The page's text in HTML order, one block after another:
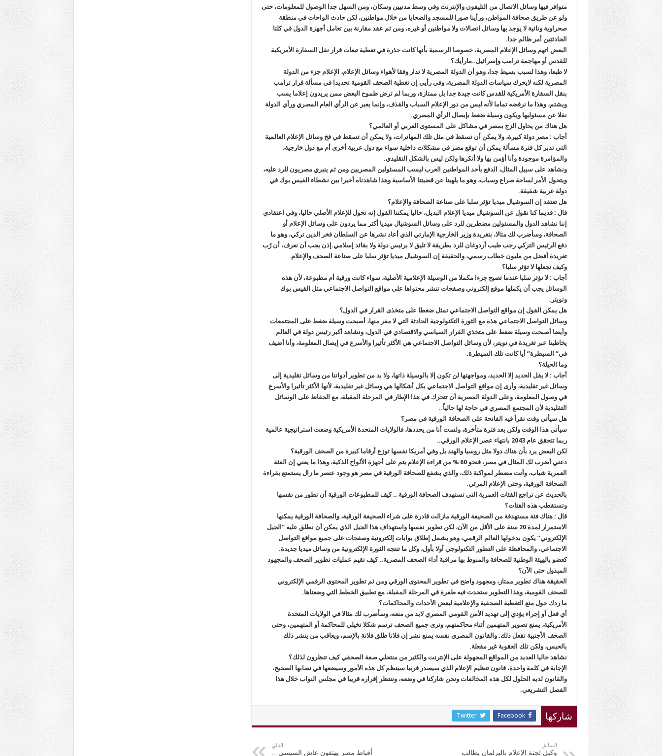
متوافر فيها وسائل الاتصال من التليفون والإنترنت وفي وسط مدنيين وسكان، ومن السهل جدا الوصول للمعلومات، حتى
ولو عن طريق صحافة المواطن، ورأينا صورا للمسجد والضحايا من خلال مواطنين، لكن حادث الواحات في منطقة
صحراوية ونائية لا يوجد بها وسائل اتصالات ولا مواطنين أو غيره، ومن ثم عقد مقارنة بين تعامل أجهزة الدول في كلتا
الحادثتين أمر ظالم جدا.
البعض اتهم وسائل الإعلام المصرية، خصوصا الرسمية بأنها كانت حذرة في تغطية تبعات قرار نقل السفارة الأمريكية
للقدس أو مهاجمة ترامب وإسرائيل..مارأيك؟
لا طبعا، وهذا لسبب بسيط جدا، وهو أن الدولة المصرية لا تدار وفقا لأهواء وسائل الإعلام، الإعلام جزء من الدولة
المصرية لكنه لايحرك سياسات الدولة المصرية، وفي رأيي إن تغطية الصحف القومية تحديدا في مسألة قرار ترامب
بنقل السفارة الأمريكية للقدس كانت جيدة جدا بل ممتازة، وربما لم ترض طموح البعض ممن يريدون إعلاما يسب
ويشتم، وهذا ما نرفضه تماما لأنه ليس من دور الإعلام السباب والقذف، وإنما يعبر عن الرأي العام المصري ورأي الدولة
نقلا عن مسئوليها ويكون وسيلة ضغط بإيصال الرأي المصري.
هل هناك من يحاول الزج بمصر في مشاكل على المستوى العربي أو العالمي؟
أجاب : مصر دولة كبيرة، ولا يمكن أن تسقط في مثل تلك المهاترات، ولا يمكن أن تسقط في فخ وسائل الإعلام العالمية
التي تدبر كل فترة مسألة يمكن أن توقع مصر في مشكلات داخلية سواء مع دول عربية أخرى أم مع دول خارجية،
والمؤامرة موجودة وأنا أؤمن بها ولا أنكرها ولكن ليس بالشكل التقليدي.
ونشاهد على سبيل المثال، الدفع بأحد المواطنين العرب ليسب المسئولين المصريين ومن ثم ينبري مصريون للرد عليه،
ويتحول الأمر لساحة صراع وسباب، وهو ما يلهينا عن قضيتنا الأساسية وهذا شاهدناه أخيرا بين نشطاء الفيس بوك في
دولة عربية شقيقة.
هل تعتقد إن السوشيال ميديا تؤثر سلبا على صناعة الصحافة والإعلام؟
قال : قديما كنا نقول عن السوشيال ميديا الإعلام البديل، حاليا يمكننا القول إنه تحول للإعلام الأصلي حاليا، وفي اعتقادي
إننا نشاهد الدول والمسئولين مضطرين للرد على وسائل السوشيال ميديا أكثر مما يردون على وسائل الإعلام أو
الصحافة، وسأضرب لك مثالا، بتغريدة وزير الخارجية الإمارتي الذي أعاد نشرها عن السلطان فخر الدين تركي، وهو ما
دفع الرئيس التركي رجب طيب أردوغان للرد بطريقة لا تليق لا برئيس دولة ولا بقائد إسلامي.إذن يجب أن نعرف، أن رُب
تغريدة أفضل من مليون خطاب رسمي، والحقيقة إن السوشيال ميديا تؤثر سلبا على صناعة الصحف والإعلام.
وكيف نجعلها لا تؤثر سلبا؟
أجاب : لا تؤثر سلبا عندما تصبح جزءا مكملا من الوسيلة الإعلامية الأصلية، سواء كانت ورقية أم مطبوعة، لأن هذه
الوسائل يجب أن يكملها موقع إلكتروني وصفحات تنشر محتواها على مواقع التواصل الاجتماعي مثل الفيس بوك
وتويتر.
هل يمكن القول إن مواقع التواصل الاجتماعي تمثل ضغطا على متخذى القرار في الدول؟
وسائل التواصل الاجتماعي هذه مع الثورة التكنولوجية الحادثة التي لا مفر منها، أصبحت وسيلة ضغط على المجتمعات
وأيضا أصبحت وسيلة ضغط على متخذي القرار السياسي والاقتصادي في الدول، ونشاهد أكبر رئيس دولة في العالم
يخاطبنا عبر تغريدة في تويتر، لأن وسائل التواصل الاجتماعي هي الأكثر تأثيرا والأسرع في إيصال المعلومة، وأنا أضيف
في” السيطرة” أيا كانت تلك السيطرة.
وما الحيلة؟
أجاب : لا يفل الحديد إلا الحديد، ومواجهتها لن تكون إلا بالوسيلة ذاتها، ولا بد من تطوير أدواتنا من وسائل تقليدية إلى
وسائل غير تقليدية، وأرى إن مواقع التواصل الاجتماعي بكل أشكالها هي وسائل غير تقليدية، لأنها الأكثر تأثيرا والأسرع
في وصول المعلومة، وعلى الدولة المصرية أن تتحرك في هذا الإطار في المرحلة المقبلة، مع الحفاظ على الوسائل
التقليدية لأن المجتمع المصري في حاجة لها حالياً..
هل سيأتي وقت نقرأ فيه الفاتحة على الصحافة الورقية في مصر؟
سيأتي هذا الوقت ولكن بعد فترة متأخرة، ولست أنا من يحددها، فالولايات المتحدة الأمريكية وضعت استراتيجية عالمية
ربما تتحقق عام 2043 بانتهاء عصر الإعلام الورقي..
لكن البعض يرد بأن هناك دولا مثل روسيا والهند بل وفي أمريكا نفسها توزع أرقاما كبيرة من الصحف الورقية؟
دعني أضرب لك المثال في مصر، فنحو 60 % من قراءة الإعلام يتم على أجهزة الألواح الذكية، وهذا ما يعني إن الفئة
العمرية شباب، وأنت مضطر لمواكبة ذلك، والذي يشفع للصحافة الورقية في مصر هو وجود عنصر ما زال يستمتع بقراءة
الصحافة الورقية، وحتى الإعلام المرئي.
بالحديث عن تراجع الفئات العمرية التي تستهدف الصحافة الورقية .. كيف للمطبوعات الورقية أن تطور من نفسها
وتستقطب هذه الفئات؟
قال : هناك فئة مستهدفة من الصحيفة الورقية مازالت قادرة على شراء الصحيفة الورقية، والصحافة الورقية يمكنها
الاستمرار لمدة 20 سنة على الأقل من الآن، لكن تطوير نفسها واستهداف هذا الجيل الذي يمكن أن نطلق عليه “الجيل
الإلكتروني” يكون بدخولها العالم الرقمي، وهو يشمل إطلاق بوابات إلكترونية وصفحات على جميع مواقع التواصل
الاجتماعي، والمحافظة على التطور التكنولوجي أولا بأول، وكل ما تنتجه الثورة الإلكترونية من وسائل ميديا جديدة.
كعضو بالهيئة الوطنية للصحافة والمنوط بها مراقبة أداء الصحف المصرية.. كيف تقيم عمليات تطوير الصحف والمجهود
المبذول حتى الآن؟
الحقيقة هناك تطوير ممتاز، ومجهود واضح في تطوير المحتوى الورقي ومن ثم تطوير المحتوى الرقمي الإلكتروني
للصحف القومية، وهذا التطوير ستحدث فيه طفرة في المرحلة المقبلة، مع تطبيق الخطط التي وضعناها.
ما ردك حول منع التغطية الصحفية والإعلامية لبعض الأحداث والمحاكمات؟
أي فعل أو إجراء يؤدي إلى تهديد الأمن القومي المصري لابد من منعه، وسأضرب لك مثالا في الولايات المتحدة
الأمريكية، يمنع تصوير المتهمين أثناء محاكمتهم، وترى جميع الصحف ترسم شكلا تخيلي للمحاكمة أو المتهمين، وحتى
الصحف الأجنبية تفعل ذلك. والقانون المصري نفسه يمنع نشر إن فلانا طلق فلانة بالإسم، ويعاقب من ينشر ذلك
بالحبس، ولكن تلك العقوبة غير مفعلة.
نشاهد حاليا العديد من المواقع المجهولة على الإنترنت والكثير من منتحلي صفة الصحفي كيف تنظرون لذلك؟
الإجابة في كلمة واحدة، قانون تنظيم الإعلام الذي سيصدر قريبا سينظم كل هذه الأمور وسيضعها في نصابها الصحيح،
والقانون لديه الحلول لكل هذه المخالفات ونحن شاركنا في وضعه، وننتظر إقراره قريبا في مجلس النواب خلال هذا
الفصل التشريعي.
شاركها Facebook
Twitter
السابق
وكيل لجنة الإعلام بالبرلمان يطالب
التالي
أقباط مصر يهتفون عاش السيسي…